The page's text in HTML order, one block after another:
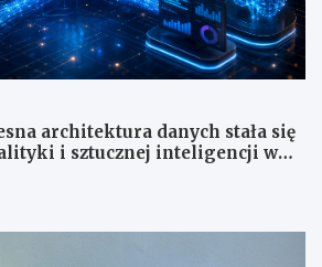
architektura danych stała się
i sztucznej inteligencji w